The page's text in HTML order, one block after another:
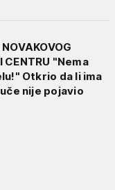
CENTRU "Nema
Otkrio da li ima
nije pojavio